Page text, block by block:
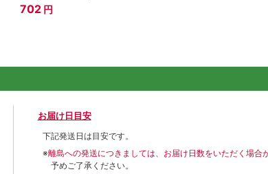
702 円
お届け日目安
下記発送日は目安です。
※離島への発送につきましては、お届け日数をいただく場合
予めご了承ください。